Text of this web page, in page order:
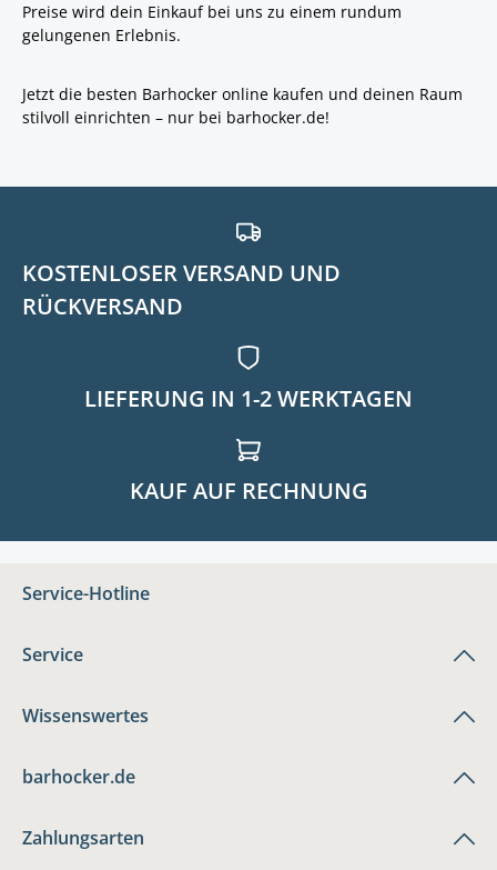
Preise wird dein Einkauf bei uns zu einem rundum
gelungenen Erlebnis.
Jetzt die besten Barhocker online kaufen und deinen Raum
stilvoll einrichten – nur bei barhocker.de!
KOSTENLOSER VERSAND UND
RÜCKVERSAND
LIEFERUNG IN 1-2 WERKTAGEN
KAUF AUF RECHNUNG
Service-Hotline
Service
Wissenswertes
barhocker.de
Zahlungsarten